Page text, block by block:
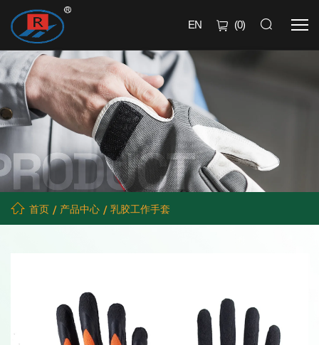
EN (0)
首页 产品中心 乳胶工作手套